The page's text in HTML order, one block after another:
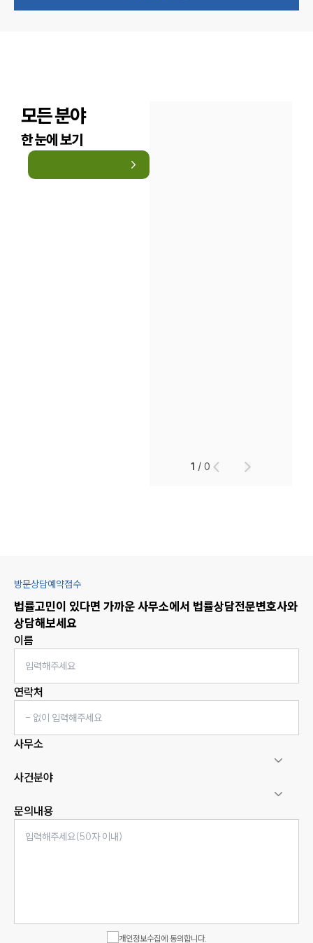
모든 분야
한 눈에 보기
1 /0
방문상담예약접수
법률고민이 있다면 가까운 사무소에서 법률상담전문변호사와
상담해보세요
이름
연락처
사무소
사건분야
문의내용
개인정보수집에 동의합니다.